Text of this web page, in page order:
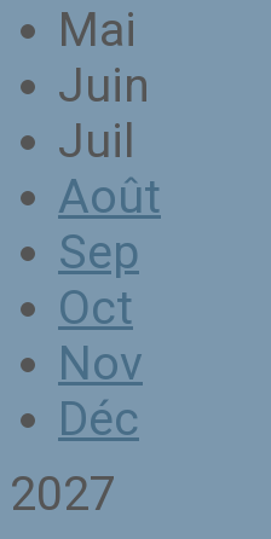
Mai
Juin
Juil
Août
Sep
Oct
Nov
Déc
2027